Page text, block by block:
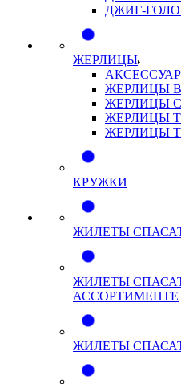
ДЖИГ-
ЖЕРЛИЦЫ
ЖЕРЛИЦЫ
ЖЕРЛИЦЫ
ЖЕРЛИЦЫ
ЖЕРЛИЦЫ
КРУЖКИ
ЖИЛЕТЫ
ЖИЛЕТЫ
АССОРТИМЕНТЕ
ЖИЛЕТЫ